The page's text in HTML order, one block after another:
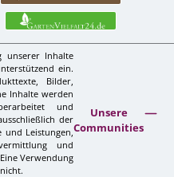
unserer Inhalte
ein.
Bilder,
Inhalte werden
und
der
und Leistungen,
und
Verwendung
Unsere
Communities